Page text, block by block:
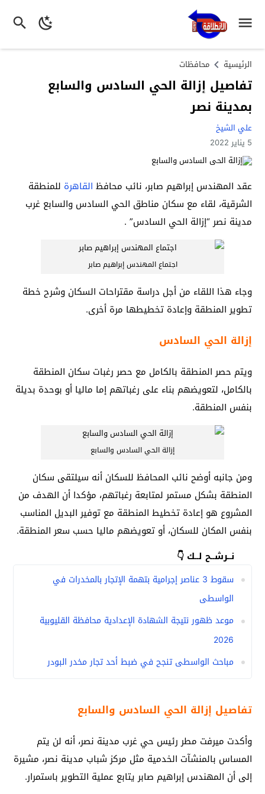
الرئيسية محافظات
تفاصيل إزالة الحي السادس والسابع
بمدينة نصر
علي الشيخ
5 يناير 2022
عقد المهندس إبراهيم صابر، نائب محافظ القاهرة للمنطقة
الشرقية، لقاء مع سكان مناطق الحي السادس والسابع غرب
مدينة نصر “إزالة الحي السادس” .
اجتماع المهندس إبراهيم صابر
وجاء هذا اللقاء من أجل دراسة مقتراحات السكان وشرح خطة
تطوير المنطقة وإعادة تخطيطها مرة أخرى.
إزالة الحي السادس
ويتم حصر المنطقة بالكامل مع حصر رغبات سكان المنطقة
بالكامل، لتعويضهم بناء على رغباتهم إما ماليا أو بوحدة بديلة
بنفس المنطقة.
إزالة الحي السادس والسابع
ومن جانبه أوضح نائب المحافظ للسكان أنه سيلتقى سكان
المنطقة بشكل مستمر لمتابعة رغباتهم، مؤكدا أن الهدف من
المشروع هو إعادة تخطيط المنطقة مع توفير البديل المناسب
بنفس المكان للسكان، أو تعويضهم ماليا حسب سعر المنطقة.
نــرشــح لــك 👇
سقوط 3 عناصر إجرامية بتهمة الإتجار بالمخدرات في
الواسطى
موعد ظهور نتيجة الشهادة الإعدادية محافظة القليوبية
2026
مباحث الواسطى تنجح في ضبط أحد تجار مخدر البودر
تفاصيل إزالة الحي السادس والسابع
وأكدت ميرفت مطر رئيس حي غرب مدينة نصر، أنه لن يتم
المساس بالمنشآت الخدمية مثل مركز شباب مدينة نصر، مشيرة
إلى أن المهندس إبراهيم صابر يتابع عملية التطوير باستمرار.